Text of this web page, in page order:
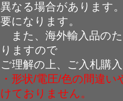
異なる場合があります
要になります。
また、海外輸入品の
りますので
ご理解の上、ご入札購
・形状/電圧/色の間違
けておりません。